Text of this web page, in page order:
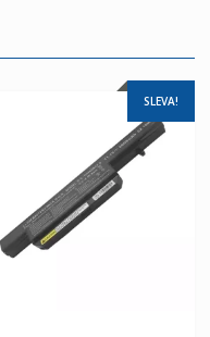
SLEVA!